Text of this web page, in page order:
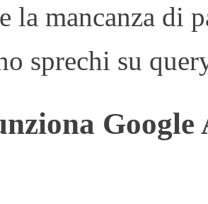
la mancanza di
sprechi su